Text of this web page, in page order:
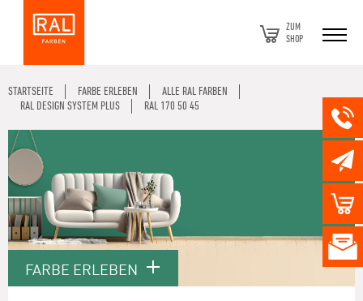
ZUM
SHOP
STARTSEITE FARBE ERLEBEN
ALLE RAL FARBEN
RAL DESIGN SYSTEM PLUS
RAL 170 50 45
FARBE ERLEBEN